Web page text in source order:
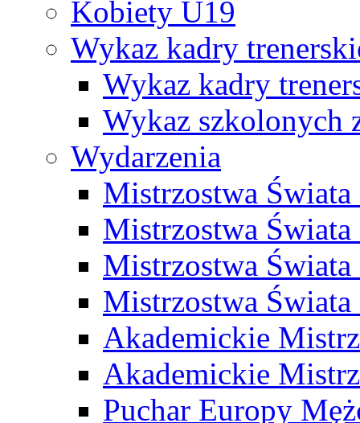
Kobiety U19
Wykaz kadry
Wykaz kadry
Wykaz szkolonych
Wydarzenia
Mistrzostwa
Mistrzostwa
Mistrzostwa
Mistrzostwa
Akademickie
Akademickie
Puchar Europy